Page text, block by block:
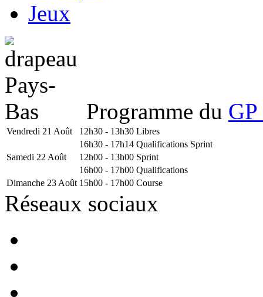
Jeux
Programme du
Vendredi 21 Août 12h30 - 13h30 Libres
16h30 - 17h14 Qualifications Sprint
Samedi 22 Août
12h00 - 13h00 Sprint
16h00 - 17h00 Qualifications
Dimanche 23 Août 15h00 - 17h00 Course
Réseaux sociaux